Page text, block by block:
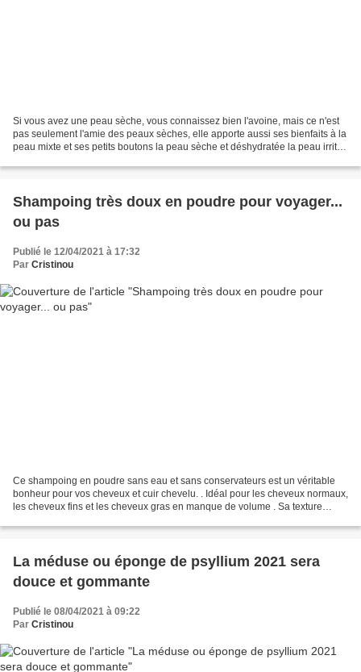
Si vous avez une peau sèche, vous connaissez bien l'avoine, mais ce n'est
pas seulement l'amie des peaux sèches, elle apporte aussi ses bienfaits à la
peau mixte et ses petits boutons la peau sèche et déshydratée la peau irritée
Shampoing très doux en poudre pour voyager...
ou pas
Publié le 12/04/2021 à 17:32
Par Cristinou
Ce shampoing en poudre sans eau et sans conservateurs est un véritable
bonheur pour vos cheveux et cuir chevelu. . Idéal pour les cheveux normaux,
les cheveux fins et les cheveux gras en manque de volume . Sa texture
La méduse ou éponge de psyllium 2021 sera
douce et gommante
Publié le 08/04/2021 à 09:22
Par Cristinou